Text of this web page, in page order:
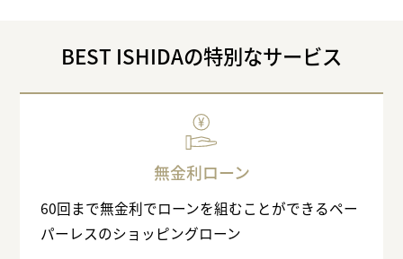
BEST ISHIDAの特別なサービス
無金利ローン
60回まで無金利でローンを組むことができるペー
パーレスのショッピングローン